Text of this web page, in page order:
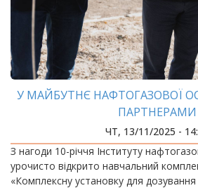
У МАЙБУТНЄ НАФТОГАЗОВОЇ
ПАРТНЕРАМИ
ЧТ, 13/11/2025 -
З нагоди 10-річчя Інституту
урочисто відкрито навчальний
«Комплексну установку для дозування